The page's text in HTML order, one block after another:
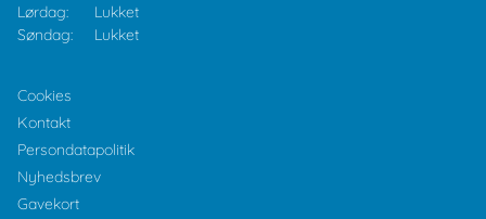
Lørdag:
Lukket
Søndag:
Lukket
Cookies
Kontakt
Persondatapolitik
Nyhedsbrev
Gavekort